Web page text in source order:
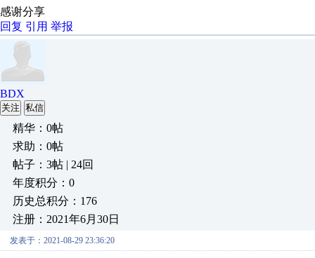
感谢分享
回复 引用 举报
BDX
关注 私信
精华：0帖
求助：0帖
帖子：3帖 | 24回
年度积分：0
历史总积分：176
注册：2021年6月30日
发表于：2021-08-29 23:36:20